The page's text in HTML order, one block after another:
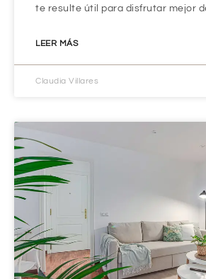
te resulte útil para disfrutar mejor
LEER MÁS
Claudia Villares